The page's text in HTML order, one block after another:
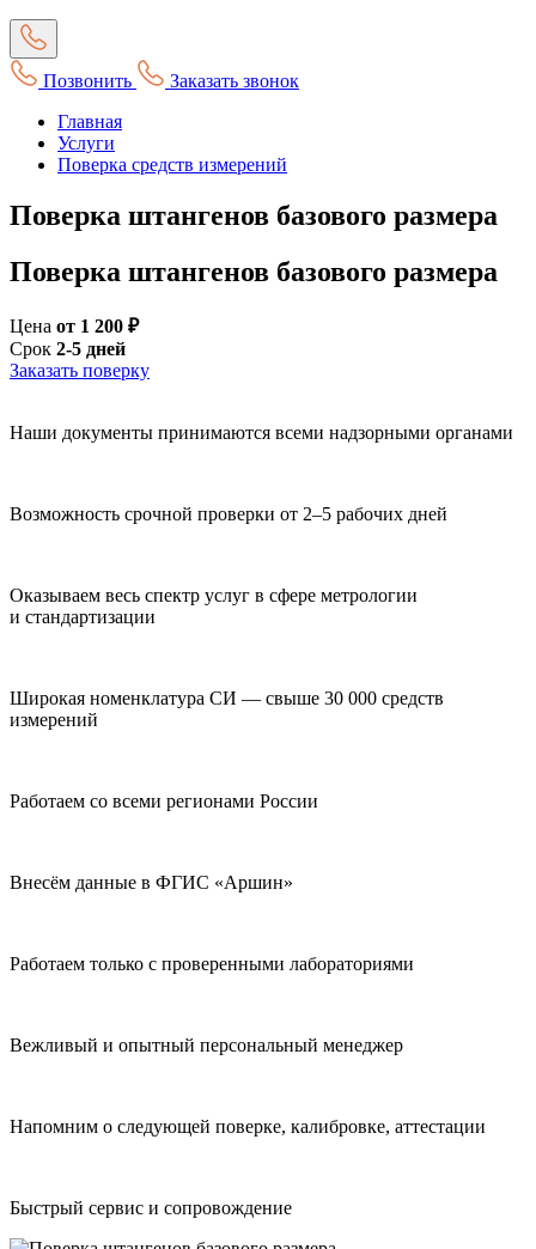
Позвонить
Заказать звонок
Главная
Услуги
Поверка средств измерений
Поверка штангенов базового размера
Поверка штангенов базового размера
Цена от 1 200 ₽
Срок 2-5 дней
Заказать поверку
Наши документы принимаются всеми надзорными органами
Возможность срочной проверки от 2–5 рабочих дней
Оказываем весь спектр услуг в сфере метрологии
и стандартизации
Широкая номенклатура СИ — свыше 30 000 средств
измерений
Работаем со всеми регионами России
Внесём данные в ФГИС «Аршин»
Работаем только с проверенными лабораториями
Вежливый и опытный персональный менеджер
Напомним о следующей поверке, калибровке, аттестации
Быстрый сервис и сопровождение